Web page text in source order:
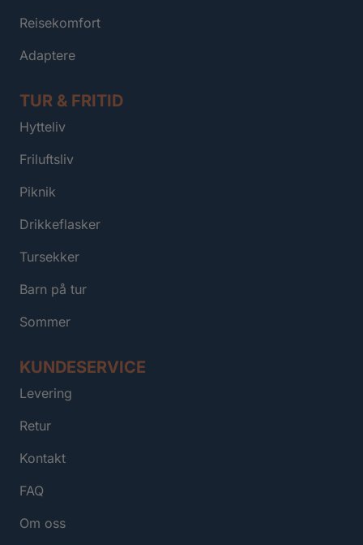
Reisekomfort
Adaptere
TUR & FRITID
Hytteliv
Friluftsliv
Piknik
Drikkeflasker
Tursekker
Barn på tur
Sommer
KUNDESERVICE
Levering
Retur
Kontakt
FAQ
Om oss